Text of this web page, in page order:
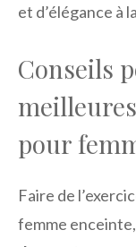
et d’élégance à
Conseils
pour
Faire de
femme